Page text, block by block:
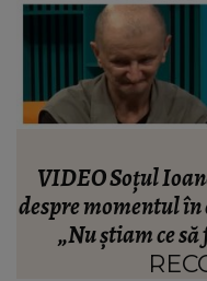
Cătălin Crișan
Camelia
standardele